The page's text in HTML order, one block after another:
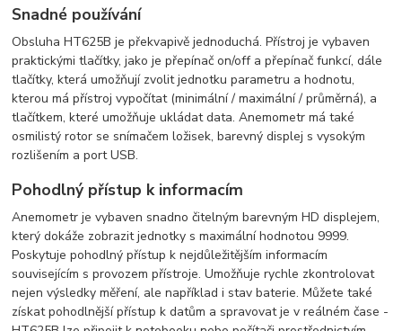
Snadné používání
Obsluha HT625B je překvapivě jednoduchá. Přístroj je vybaven
praktickými tlačítky, jako je přepínač on/off a přepínač funkcí, dále
tlačítky, která umožňují zvolit jednotku parametru a hodnotu,
kterou má přístroj vypočítat (minimální / maximální / průměrná), a
tlačítkem, které umožňuje ukládat data. Anemometr má také
osmilistý rotor se snímačem ložisek, barevný displej s vysokým
rozlišením a port USB.
Pohodlný přístup k informacím
Anemometr je vybaven snadno čitelným barevným HD displejem,
který dokáže zobrazit jednotky s maximální hodnotou 9999.
Poskytuje pohodlný přístup k nejdůležitějším informacím
souvisejícím s provozem přístroje. Umožňuje rychle zkontrolovat
nejen výsledky měření, ale například i stav baterie. Můžete také
získat pohodlnější přístup k datům a spravovat je v reálném čase -